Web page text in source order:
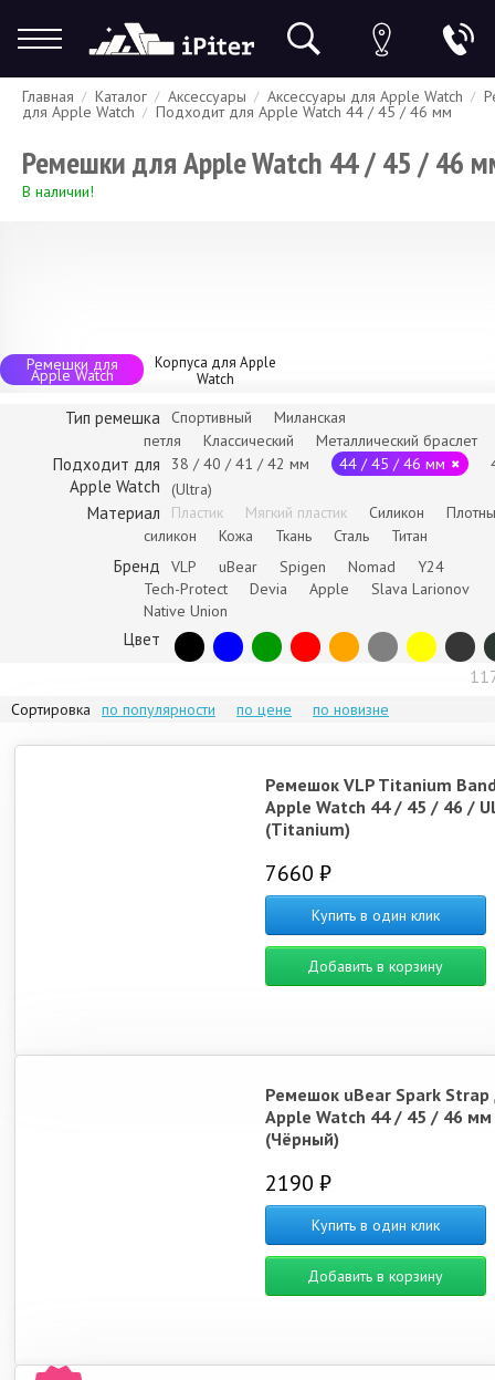
Гарантия Доставка и оплата Спецпредложения Скидки
Главная Каталог Аксессуары Аксессуары для Apple Watch
для Apple Watch Подходит для Apple Watch 44 / 45 / 46 мм
Ремешки для Apple Watch 44 / 45 / 46
В наличии!
Ремешки для
Apple Watch
Корпуса для Apple
Watch
Тип ремешка Спортивный
Миланская
петля
Классический Металлический браслет
Подходит для
Apple Watch
38 / 40 / 41 / 42 мм 44 / 45 / 46 мм
(Ultra)
Материал Пластик Мягкий пластик Силикон
силикон
Кожа Ткань Сталь Титан
Бренд VLP uBear Spigen Nomad
Y24
Tech-Protect
Devia Apple
Slava Larionov
Native Union
Цвет
Сортировка по популярности по цене по новизне
Ремешок VLP Titanium
Apple Watch 44 / 45 / 46 /
(Titanium)
7660 ₽
Купить в один клик
Добавить в корзину
Ремешок uBear Spark Strap
Apple Watch 44 / 45 / 46 мм
(Чёрный)
2190 ₽
Купить в один клик
Добавить в корзину